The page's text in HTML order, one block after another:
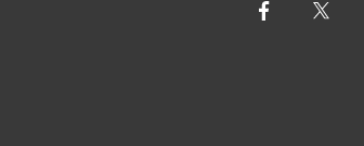
Facebook